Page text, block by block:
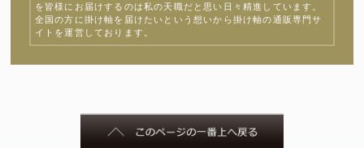
を皆様にお届けするのは私の天職だと思い日々精進しています。
全国の方に掛け軸を届けたいという想いから掛け軸の通販専門サ
イトを運営しております。